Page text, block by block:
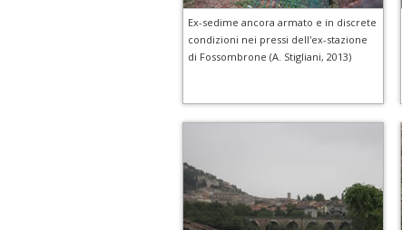
Ex-sedime ancora armato e in discrete
condizioni nei pressi dell'ex-stazione
di Fossombrone (A. Stigliani, 2013)